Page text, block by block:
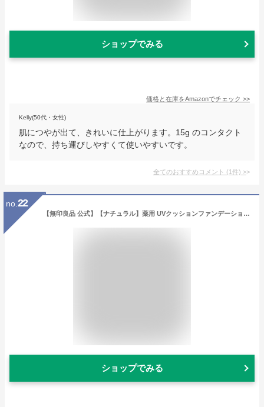
ショップでみる
価格と在庫をAmazonでチェック >>
Kelly(50代・女性)
肌につやが出て、きれいに仕上がります。15g のコンタクト
なので、持ち運びしやすくて使いやすいです。
全てのおすすめコメント (1件) >
no. 22
【無印良品 公式】【ナチュラル】薬用 UVクッションファンデーション・SPF40 PA＋＋＋＋ 14g
ショップでみる